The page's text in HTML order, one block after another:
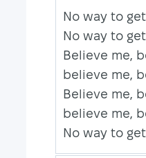
No way to
No way to
Believe me,
believe me,
Believe me,
believe me,
No way to